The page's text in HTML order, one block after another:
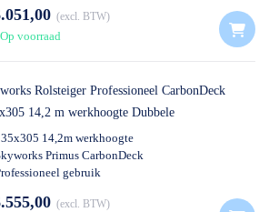
excl. BTW
Op voorraad
Rolsteiger Professioneel CarbonDeck
14,2 m werkhoogte Dubbele
14,2m werkhoogte
Primus CarbonDeck
gebruik
excl. BTW